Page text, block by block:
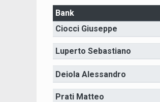
Bank
Ciocci Giuseppe
Luperto Sebastiano
Deiola Alessandro
Prati Matteo